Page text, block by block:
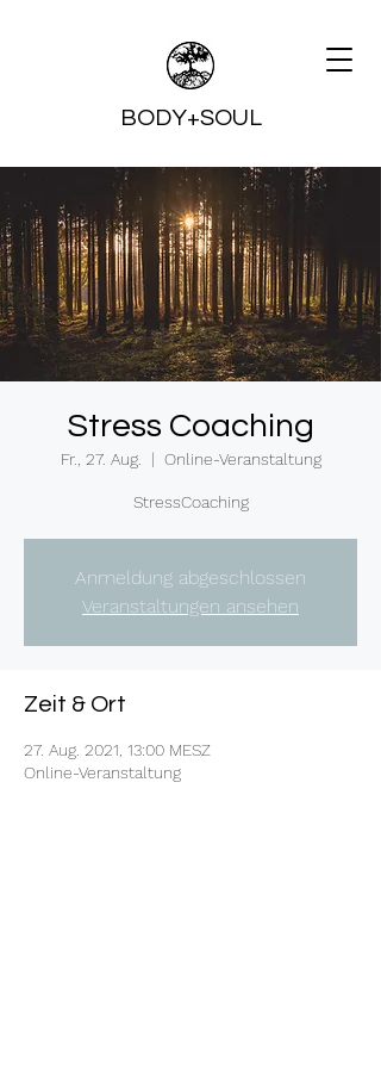
BODY+SOUL
Stress Coaching
Fr., 27. Aug.
  |
Online-Veranstaltung
StressCoaching
Anmeldung abgeschlossen
Veranstaltungen ansehen
Zeit & Ort
27. Aug. 2021, 13:00 MESZ
Online-Veranstaltung